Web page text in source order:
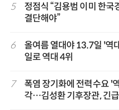
5
정점식 “김용범 이미 한
결단해야”
6
올여름 열대야 13.7일 '
일로 역대 4위
7
폭염 장기화에 전력수요 '
각…김성환 기후장관, 긴